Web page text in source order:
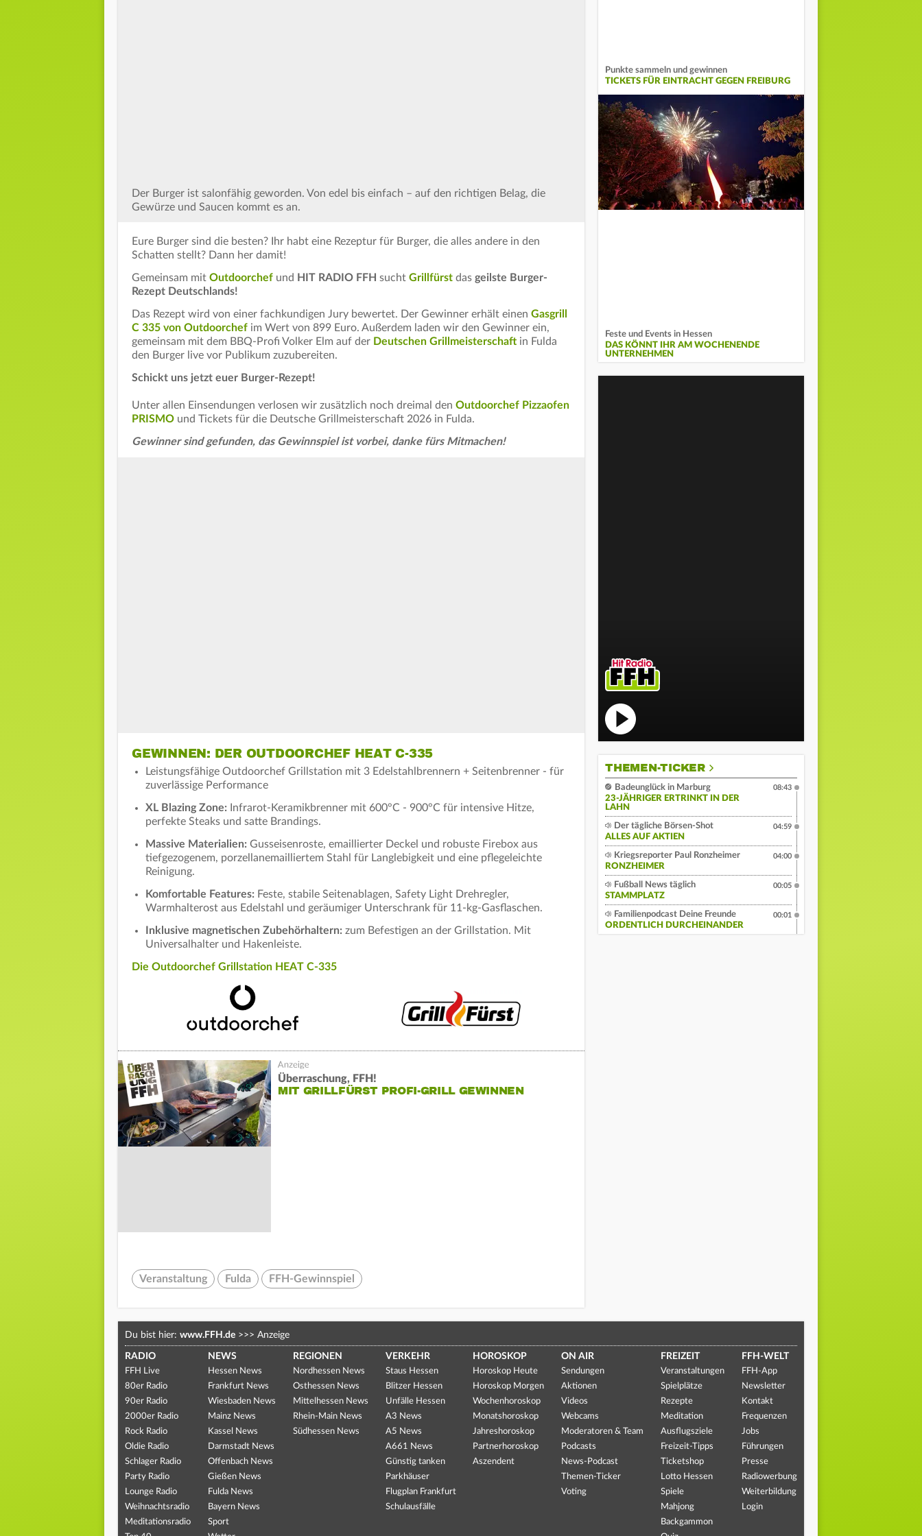
Der Burger ist salonfähig geworden. Von edel bis einfach – auf den richtigen Belag, die
Gewürze und Saucen kommt es an.
Eure Burger sind die besten? Ihr habt eine Rezeptur für Burger, die alles andere in den
Schatten stellt? Dann her damit!
Gemeinsam mit Outdoorchef und HIT RADIO FFH sucht Grillfürst das geilste Burger-
Rezept Deutschlands!
Das Rezept wird von einer fachkundigen Jury bewertet. Der Gewinner erhält einen Gasgrill
C 335 von Outdoorchef im Wert von 899 Euro. Außerdem laden wir den Gewinner ein,
gemeinsam mit dem BBQ-Profi Volker Elm auf der Deutschen Grillmeisterschaft in Fulda
den Burger live vor Publikum zuzubereiten.
Schickt uns jetzt euer Burger-Rezept!
Unter allen Einsendungen verlosen wir zusätzlich noch dreimal den Outdoorchef Pizzaofen
PRISMO und Tickets für die Deutsche Grillmeisterschaft 2026 in Fulda.
Gewinner sind gefunden, das Gewinnspiel ist vorbei, danke fürs Mitmachen!
GEWINNEN: DER OUTDOORCHEF HEAT C-335
Leistungsfähige Outdoorchef Grillstation mit 3 Edelstahlbrennern + Seitenbrenner - für
zuverlässige Performance
XL Blazing Zone: Infrarot-Keramikbrenner mit 600°C - 900°C für intensive Hitze,
perfekte Steaks und satte Brandings.
Massive Materialien: Gusseisenroste, emaillierter Deckel und robuste Firebox aus
tiefgezogenem, porzellanemailliertem Stahl für Langlebigkeit und eine pflegeleichte
Reinigung.
Komfortable Features: Feste, stabile Seitenablagen, Safety Light Drehregler,
Warmhalterost aus Edelstahl und geräumiger Unterschrank für 11-kg-Gasflaschen.
Inklusive magnetischen Zubehörhaltern: zum Befestigen an der Grillstation. Mit
Universalhalter und Hakenleiste.
Die Outdoorchef Grillstation HEAT C-335
Überraschung, FFH!
MIT GRILLFÜRST PROFI-GRILL GEWINNEN
Veranstaltung Fulda FFH-Gewinnspiel
Punkte sammeln und gewinnen
TICKETS FÜR EINTRACHT GEGEN FREIBURG
Feste und Events in Hessen
DAS KÖNNT IHR AM WOCHENENDE
UNTERNEHMEN
THEMEN-TICKER
Badeunglück in Marburg
23-JÄHRIGER ERTRINKT IN DER
LAHN
08:43
Der tägliche Börsen-Shot
ALLES AUF AKTIEN
04:59
Kriegsreporter Paul Ronzheimer
RONZHEIMER
04:00
Fußball News täglich
STAMMPLATZ
00:05
Familienpodcast Deine Freunde
ORDENTLICH DURCHEINANDER
00:01
Du bist hier: www.FFH.de >>> Anzeige
RADIO
FFH Live
80er Radio
90er Radio
2000er Radio
Rock Radio
Oldie Radio
Schlager Radio
Party Radio
Lounge Radio
Weihnachtsradio
Meditationsradio
NEWS
Hessen News
Frankfurt News
Wiesbaden News
Mainz News
Kassel News
Darmstadt News
Offenbach News
Gießen News
Fulda News
Bayern News
Sport
REGIONEN
Nordhessen News
Osthessen News
Mittelhessen News
Rhein-Main News
Südhessen News
VERKEHR
Staus Hessen
Blitzer Hessen
Unfälle Hessen
A3 News
A5 News
A661 News
Günstig tanken
Parkhäuser
Flugplan Frankfurt
Schulausfälle
HOROSKOP
Horoskop Heute
Horoskop Morgen
Wochenhoroskop
Monatshoroskop
Jahreshoroskop
Partnerhoroskop
Aszendent
ON AIR
Sendungen
Aktionen
Videos
Webcams
Moderatoren & Team
Podcasts
News-Podcast
Themen-Ticker
Voting
FREIZEIT
Veranstaltungen
Spielplätze
Rezepte
Meditation
Ausflugsziele
Freizeit-Tipps
Ticketshop
Lotto Hessen
Spiele
Mahjong
Backgammon
FFH-WELT
FFH-App
Newsletter
Kontakt
Frequenzen
Jobs
Führungen
Presse
Radiowerbung
Weiterbildung
Login